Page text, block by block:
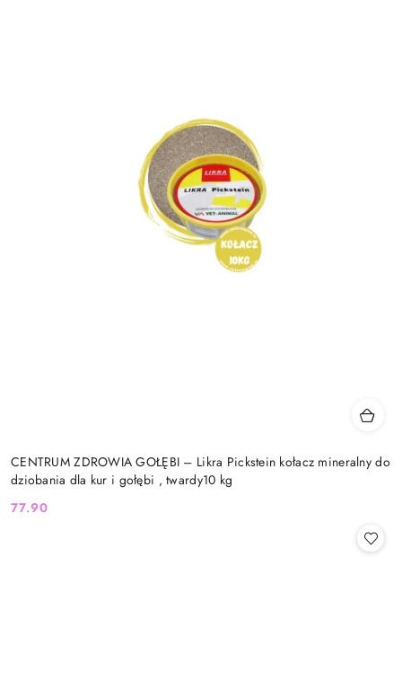
CENTRUM ZDROWIA GOŁĘBI – Likra Pickstein kołacz mineralny do
dziobania dla kur i gołębi , twardy10 kg
Cena:
77.90